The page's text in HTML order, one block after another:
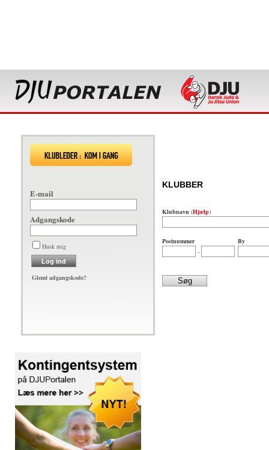
E-mail
Adgangskode
Husk mig
Glemt adgangskode?
KLUBBER
Klubnavn (Hjælp)
Postnummer
-
By